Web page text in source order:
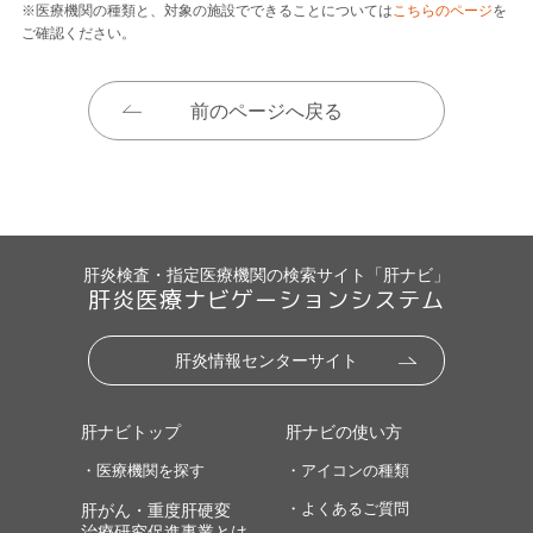
※医療機関の種類と、対象の施設でできることについてはこちらのページを
ご確認ください。
前のページへ戻る
肝炎検査・指定医療機関の検索サイト「肝ナビ」
肝炎医療ナビゲーションシステム
肝炎情報センターサイト
肝ナビトップ
・医療機関を探す
肝がん・重度肝硬変
肝ナビの使い方
・アイコンの種類
・よくあるご質問